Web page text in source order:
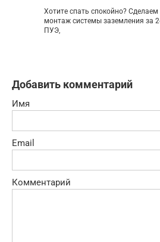
Хотите спать спокойно?
монтаж системы заземления за
ПУЭ,
Добавить комментарий
Имя
Email
Комментарий